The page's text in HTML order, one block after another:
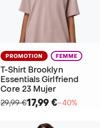
PROMOTION FEMME
T-Shirt Brooklyn
Essentials Girlfriend
Core 23 Mujer
29,99 €17,99 €−40%